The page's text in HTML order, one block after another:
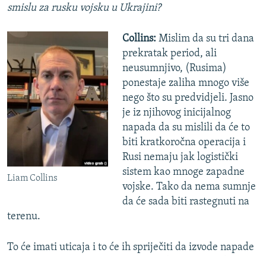
smislu za rusku vojsku u Ukrajini?
Liam Collins
Collins: Mislim da su tri dana
prekratak period, ali
neusumnjivo, (Rusima)
ponestaje zaliha mnogo više
nego što su predvidjeli. Jasno
je iz njihovog inicijalnog
napada da su mislili da će to
biti kratkoročna operacija i
Rusi nemaju jak logistički
sistem kao mnoge zapadne
vojske. Tako da nema sumnje
da će sada biti rastegnuti na
terenu.
To će imati uticaja i to će ih spriječiti da izvode napade